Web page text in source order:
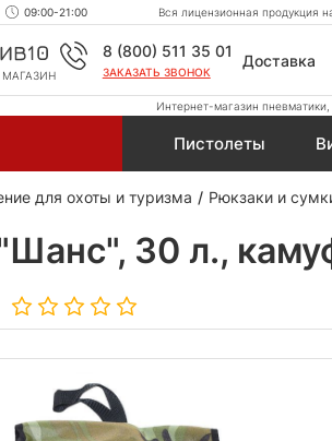
09:00-21:00 Вся лицензионная продукция
8 (800) 511 35 01
ЗАКАЗАТЬ ЗВОНОК
Доставка
Интернет-магазин
Пистолеты
для охоты и туризма Рюкзаки и
30 л.,